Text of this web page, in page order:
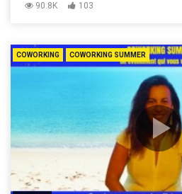
90.8K 103
COWORKING COWORKING SUMMER